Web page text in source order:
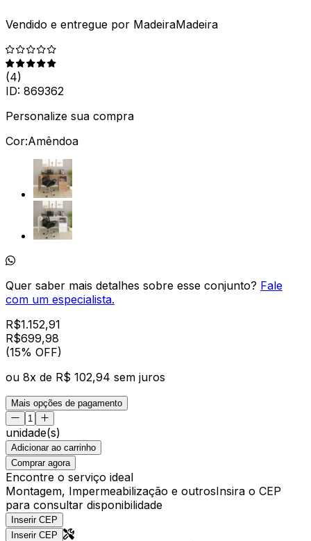
Vendido e entregue por MadeiraMadeira
(4)
ID: 869362
Personalize sua compra
Cor:Amêndoa
Quer saber mais detalhes sobre esse conjunto? Fale
com um especialista.
R$1.152,91
R$699,98
(15% OFF)
ou 8x de R$ 102,94 sem juros
Mais opções de pagamento
unidade(s)
Adicionar ao carrinho
Comprar agora
Encontre o serviço ideal
Montagem, Impermeabilização e outrosInsira o CEP
para consultar disponibilidade
Inserir CEP
Inserir CEP